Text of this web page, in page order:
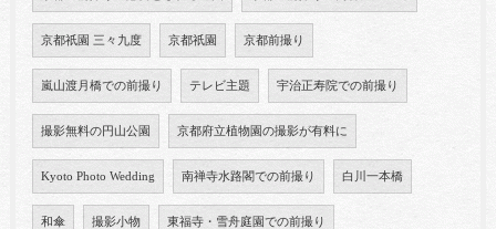
京都祇園 三々九度 京都祇園 京都前撮り
嵐山渡月橋での前撮り テレビ主題 宇治正寿院での前撮り
撮影無料の円山公園 京都府立植物園の撮影が有料に
Kyoto Photo Wedding 南禅寺水路閣での前撮り 白川一本橋
和傘 撮影小物 東福寺・雪舟庭園での前撮り